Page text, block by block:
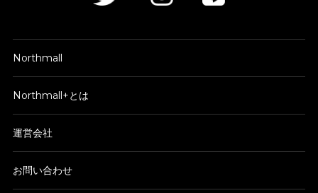
Northmall
Northmall+とは
運営会社
お問い合わせ